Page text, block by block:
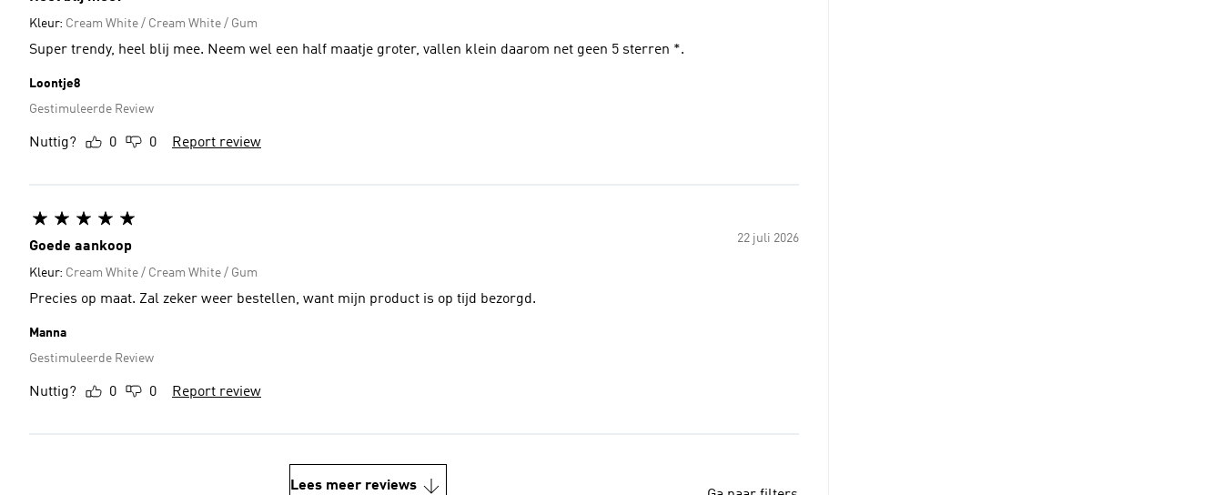
Kleur: Cream White / Cream White / Gum
Super trendy, heel blij mee. Neem wel een half maatje groter, vallen klein daarom net geen 5 sterren *.
Loontje8
Gestimuleerde Review
Nuttig? 0 0 Report review
22 juli 2026
Goede aankoop
Kleur: Cream White / Cream White / Gum
Precies op maat. Zal zeker weer bestellen, want mijn product is op tijd bezorgd.
Manna
Gestimuleerde Review
Nuttig? 0 0 Report review
Lees meer reviews